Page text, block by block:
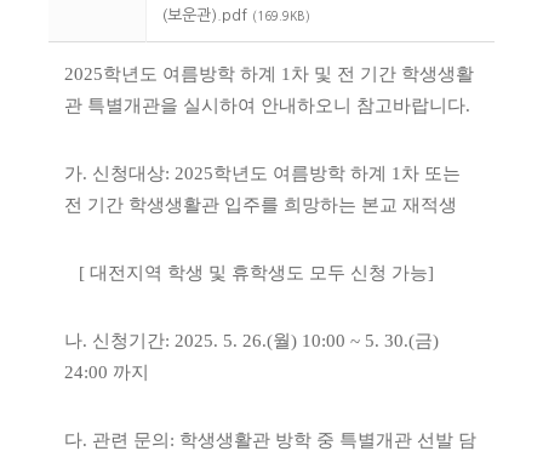
(보운관).pdf (169.9KB)
2025학년도 여름방학 하계 1차 및 전 기간 학생생활
관 특별개관을 실시하여 안내하오니 참고바랍니다.
가. 신청대상: 2025학년도 여름방학 하계 1차 또는
전 기간 학생생활관 입주를 희망하는 본교 재적생
[ 대전지역 학생 및 휴학생도 모두 신청 가능]
나. 신청기간: 2025. 5. 26.(월) 10:00 ~ 5. 30.(금)
24:00 까지
다. 관련 문의: 학생생활관 방학 중 특별개관 선발 담